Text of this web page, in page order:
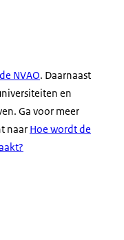
NVAO. Daarnaast
en
Ga voor meer
naar Hoe wordt de